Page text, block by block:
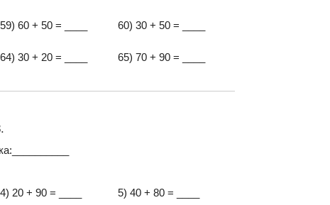
59) 60 + 50 = ____ 60) 30 + 50 = ____
64) 30 + 20 = ____ 65) 70 + 90 = ____
4) 20 + 90 = ____ 5) 40 + 80 = ____